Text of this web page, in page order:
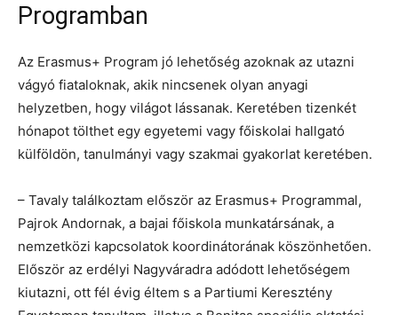
Programban
Az Erasmus+ Program jó lehetőség azoknak az utazni
vágyó fiataloknak, akik nincsenek olyan anyagi
helyzetben, hogy világot lássanak. Keretében tizenkét
hónapot tölthet egy egyetemi vagy főiskolai hallgató
külföldön, tanulmányi vagy szakmai gyakorlat keretében.
– Tavaly találkoztam először az Erasmus+ Programmal,
Pajrok Andornak, a bajai főiskola munkatársának, a
nemzetközi kapcsolatok koordinátorának köszönhetően.
Először az erdélyi Nagyváradra adódott lehetőségem
kiutazni, ott fél évig éltem s a Partiumi Keresztény